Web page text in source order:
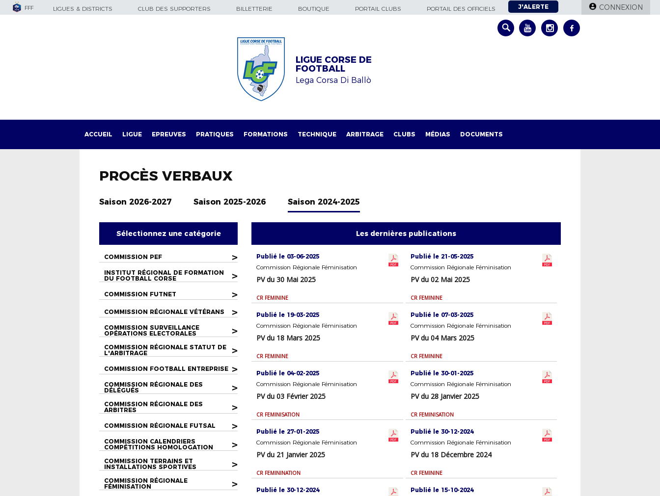
FFF LIGUES & DISTRICTS CLUB DES SUPPORTERS BILLETTERIE BOUTIQUE PORTAIL CLUBS PORTAIL DES OFFICIELS J'ALERTE CONNEXION
LIGUE CORSE DE
FOOTBALL
Lega Corsa Di Ballò
ACCUEIL LIGUE EPREUVES PRATIQUES FORMATIONS TECHNIQUE ARBITRAGE CLUBS MÉDIAS DOCUMENTS
PROCÈS VERBAUX
Saison 2026-2027 Saison 2025-2026 Saison 2024-2025
Sélectionnez une catégorie
COMMISSION PEF >
INSTITUT RÉGIONAL DE FORMATION
DU FOOTBALL CORSE
>
COMMISSION FUTNET >
COMMISSION RÉGIONALE VÉTÉRANS >
COMMISSION SURVEILLANCE
OPÉRATIONS ELECTORALES
>
COMMISSION RÉGIONALE STATUT DE
L'ARBITRAGE
>
COMMISSION FOOTBALL ENTREPRISE >
COMMISSION RÉGIONALE DES
DÉLÉGUÉS
>
COMMISSION RÉGIONALE DES
ARBITRES
>
COMMISSION RÉGIONALE FUTSAL >
COMMISSION CALENDRIERS
COMPÉTITIONS HOMOLOGATION
>
COMMISSION TERRAINS ET
INSTALLATIONS SPORTIVES
>
COMMISSION RÉGIONALE
FÉMINISATION
>
Les dernières publications
Publié le 03-06-2025
Commission Régionale Féminisation
PV du 30 Mai 2025
CR FEMININE
Publié le 21-05-2025
Commission Régionale Féminisation
PV du 02 Mai 2025
CR FEMININE
Publié le 19-03-2025
Commission Régionale Féminisation
PV du 18 Mars 2025
CR FEMININE
Publié le 07-03-2025
Commission Régionale Féminisation
PV du 04 Mars 2025
CR FEMININE
Publié le 04-02-2025
Commission Régionale Féminisation
PV du 03 Février 2025
CR FEMINISATION
Publié le 30-01-2025
Commission Régionale Féminisation
PV du 28 Janvier 2025
CR FEMINISATION
Publié le 27-01-2025
Commission Régionale Féminisation
PV du 21 Janvier 2025
CR FEMININATION
Publié le 30-12-2024
Commission Régionale Féminisation
PV du 18 Décembre 2024
CR FEMININE
Publié le 30-12-2024
Publié le 15-10-2024